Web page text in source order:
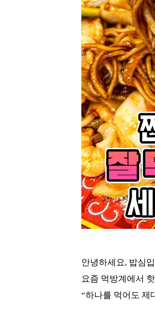
안녕하세요, 밥심
요즘 먹방계에서
“하나를 먹어도 제